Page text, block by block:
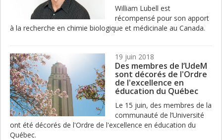
William Lubell est
récompensé pour son apport
à la recherche en chimie biologique et médicinale au Canada.
19 juin 2018
Des membres de l’UdeM
sont décorés de l'Ordre
de l'excellence en
éducation du Québec
Le 15 juin, des membres de la
communauté de l’Université
ont été décorés de l'Ordre de l'excellence en éducation du
Québec.